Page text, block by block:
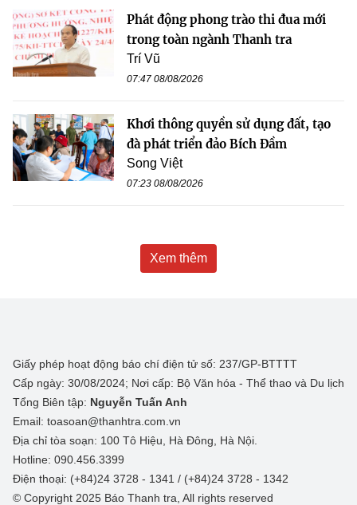
Phát động phong trào thi đua mới
trong toàn ngành Thanh tra
Trí Vũ
07:47 08/08/2026
Khơi thông quyền sử dụng đất, tạo
đà phát triển đảo Bích Đầm
Song Việt
07:23 08/08/2026
Xem thêm
Giấy phép hoạt động báo chí điện tử số: 237/GP-BTTTT
Cấp ngày: 30/08/2024; Nơi cấp: Bộ Văn hóa - Thể thao và Du lịch
Tổng Biên tập: Nguyễn Tuấn Anh
Email: toasoan@thanhtra.com.vn
Địa chỉ tòa soạn: 100 Tô Hiệu, Hà Đông, Hà Nội.
Hotline: 090.456.3399
Điện thoại: (+84)24 3728 - 1341 / (+84)24 3728 - 1342
© Copyright 2025 Báo Thanh tra, All rights reserved